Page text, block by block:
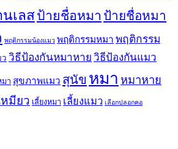
เลสป้ายชื่อหมา ป้ายชื่อหมา
พฤติกรรมน้องแมว พฤติกรรมหมา พฤติกรรม
วิธีป้องกันหมาหายวิธีป้องกันแมว
า สุขภาพแมว สุนัข หมา หมาหาย
หมียว เลี้ยงหมา เลี้ยงแมว เลือกปลอกคอ